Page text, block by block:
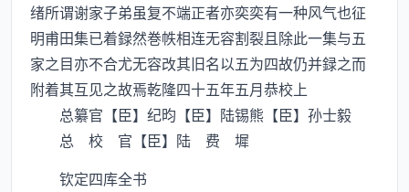
绪所谓谢家子弟虽复不端正者亦奕奕有一种风气也征
明甫田集已着録然巻帙相连无容割裂且除此一集与五
家之目亦不合尤无容改其旧名以五为四故仍并録之而
附着其互见之故焉乾隆四十五年五月恭校上
总纂官【臣】纪昀【臣】陆锡熊【臣】孙士毅
总 校 官【臣】陆 费 墀
钦定四库全书